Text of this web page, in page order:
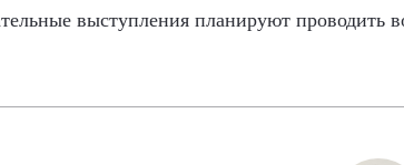
выступления планируют проводить